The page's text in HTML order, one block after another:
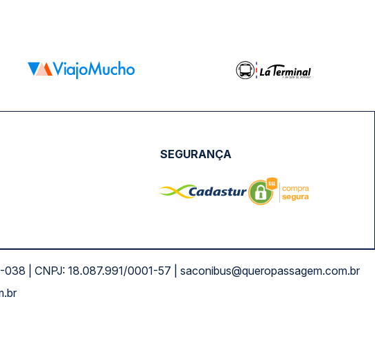
SEGURANÇA
| CNPJ: 18.087.991/0001-57 | saconibus@queropassagem.com.br